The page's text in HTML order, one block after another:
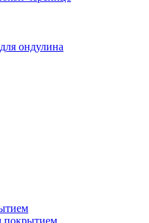
ондулина
покрытием